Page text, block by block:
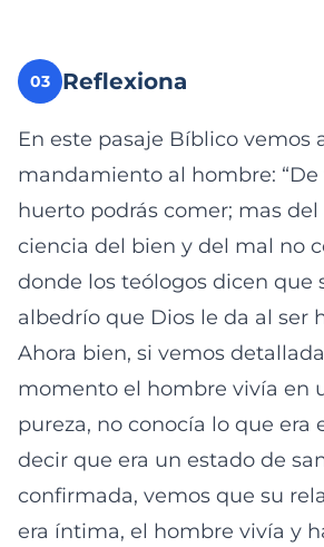
03 Reflexiona
En este pasaje Bíblico vemos
mandamiento al hombre:
huerto podrás comer; mas del
ciencia del bien y del mal no
donde los teólogos dicen que
albedrío que Dios le da al ser
Ahora bien, si vemos
momento el hombre vivía en
pureza, no conocía lo que era
decir que era un estado de
confirmada, vemos que su
era íntima, el hombre vivía y